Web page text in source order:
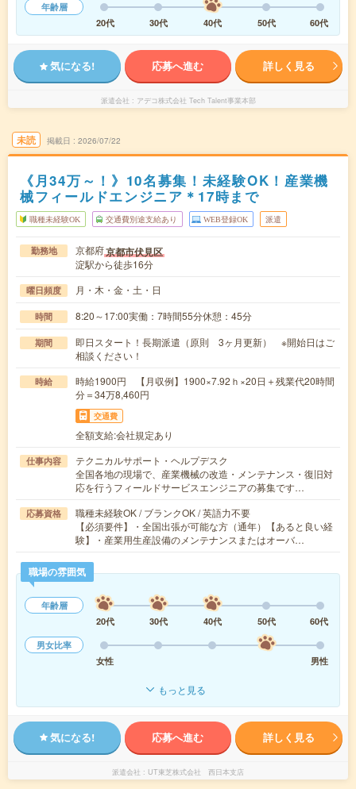
年齢層
20代
30代 40代 50代 60代
気になる! 応募へ進む 詳しく見る
派遣会社 アデコ株式会社 Tech Talent事業本部
未読 掲載日 2026/07/22
《月34万～！》10名募集！未経験OK！産業機
械フィールドエンジニア＊17時まで
職種未経験OK 交通費別途支給あり WEB登録OK 派遣
勤務地 京都府京都市伏見区
淀駅から徒歩16分
曜日頻度 月・木・金・土・日
時間 8:20～17:00実働：7時間55分休憩：45分
期間
即日スタート！長期派遣（原則 3ヶ月更新） ※開始日はご
相談ください！
時給
時給1900円 【月収例】1900×7.92ｈ×20日＋残業代20時間
分＝34万8,460円
交通費
全額支給:会社規定あり
仕事内容
テクニカルサポート・ヘルプデスク
全国各地の現場で、産業機械の改造・メンテナンス・復旧対
応を行うフィールドサービスエンジニアの募集です…
応募資格
職種未経験OK / ブランクOK / 英語力不要
【必須要件】・全国出張が可能な方（通年）【あると良い経
験】・産業用生産設備のメンテナンスまたはオーバ…
職場の雰囲気
年齢層
20代
30代 40代 50代
60代
男女比率
女性
男性
もっと見る
気になる! 応募へ進む 詳しく見る
派遣会社 UT東芝株式会社 西日本支店